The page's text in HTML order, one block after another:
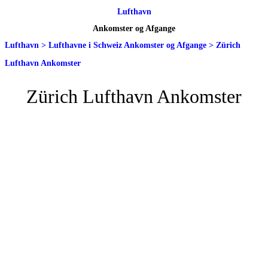
Lufthavn
Ankomster og Afgange
Lufthavn > Lufthavne i Schweiz Ankomster og Afgange > Zürich
Lufthavn Ankomster
Zürich Lufthavn Ankomster